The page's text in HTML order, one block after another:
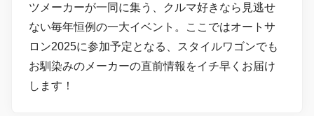
ツメーカーが一同に集う、クルマ好きなら見逃せ
ない毎年恒例の一大イベント。ここではオートサ
ロン2025に参加予定となる、スタイルワゴンでも
お馴染みのメーカーの直前情報をイチ早くお届け
します！